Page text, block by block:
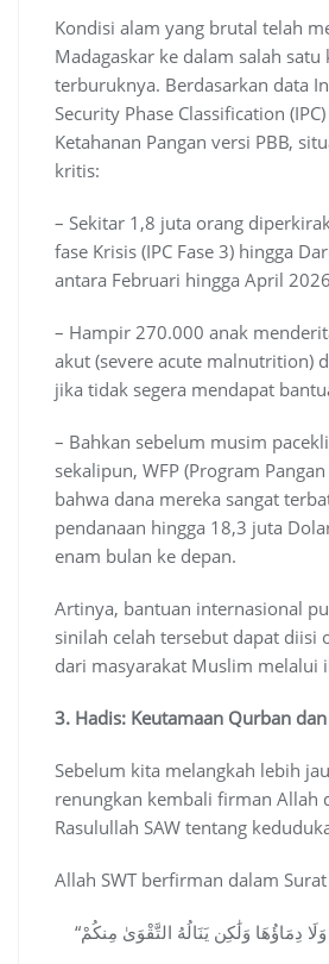
Kondisi alam yang brutal telah
Madagaskar ke dalam salah satu
terburuknya. Berdasarkan data
Security Phase Classification
Ketahanan Pangan versi PBB,
kritis:
– Sekitar 1,8 juta orang
fase Krisis (IPC Fase 3) hingga
antara Februari hingga April
– Hampir 270.000 anak
akut (severe acute malnutrition)
jika tidak segera mendapat
– Bahkan sebelum musim
sekalipun, WFP (Program
bahwa dana mereka sangat
pendanaan hingga 18,3 juta
enam bulan ke depan.
Artinya, bantuan internasional
sinilah celah tersebut dapat diisi
dari masyarakat Muslim melalui
3. Hadis: Keutamaan Qurban
Sebelum kita melangkah lebih
renungkan kembali firman Allah
Rasulullah SAW tentang
Allah SWT berfirman dalam